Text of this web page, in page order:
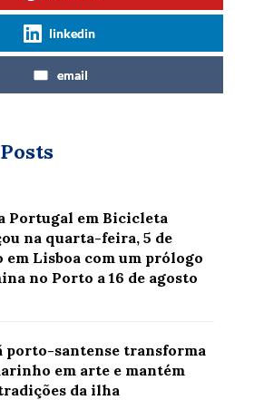
linkedin
email
Portugal em Bicicleta
na quarta-feira, 5 de
em Lisboa com um prólogo
no Porto a 16 de agosto
porto-santense transforma
em arte e mantém
da ilha